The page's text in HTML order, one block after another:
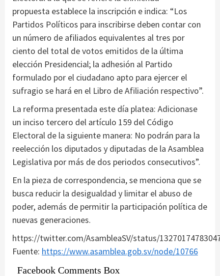
propuesta establece la inscripción e indica: “Los
Partidos Políticos para inscribirse deben contar con
un número de afiliados equivalentes al tres por
ciento del total de votos emitidos de la última
elección Presidencial; la adhesión al Partido
formulado por el ciudadano apto para ejercer el
sufragio se hará en el Libro de Afiliación respectivo”.
La reforma presentada este día platea: Adicionase
un inciso tercero del artículo 159 del Código
Electoral de la siguiente manera: No podrán para la
reelección los diputados y diputadas de la Asamblea
Legislativa por más de dos periodos consecutivos”.
En la pieza de correspondencia, se menciona que se
busca reducir la desigualdad y limitar el abuso de
poder, además de permitir la participación política de
nuevas generaciones.
https://twitter.com/AsambleaSV/status/
Fuente: https://www.asamblea.gob.sv/node/10766
Facebook Comments Box